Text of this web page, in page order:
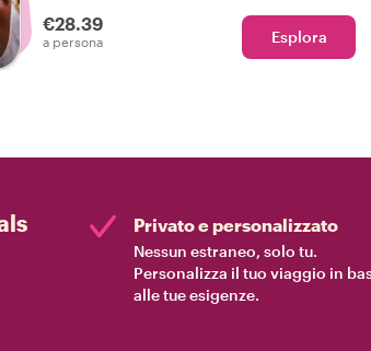
€28.39
a persona Esplora
Privato e personalizzato
Nessun estraneo, solo tu.
Personalizza il tuo viaggio in
alle tue esigenze.